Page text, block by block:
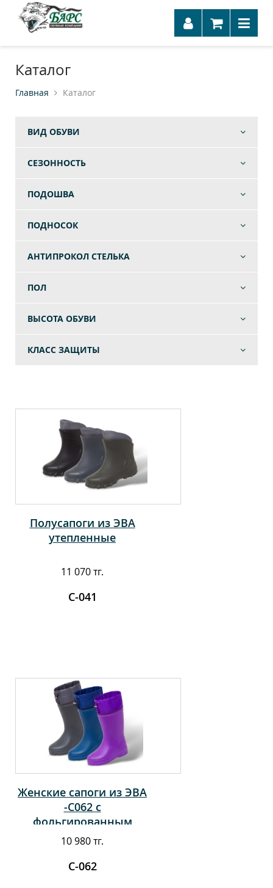
Каталог
Главная Каталог
ВИД ОБУВИ
СЕЗОННОСТЬ
ПОДОШВА
ПОДНОСОК
АНТИПРОКОЛ СТЕЛЬКА
ПОЛ
ВЫСОТА ОБУВИ
КЛАСС ЗАЩИТЫ
Полусапоги из ЭВА
утепленные
11 070 тг.
С-041
Женские сапоги из ЭВА
-С062 с
фольгированным
чулком (-20С)
10 980 тг.
С-062